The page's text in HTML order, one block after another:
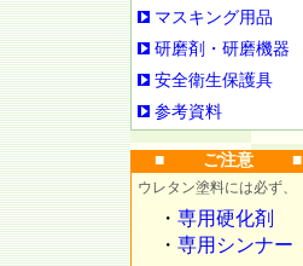
マスキング用品
研磨剤・研磨機器
安全衛生保護具
参考資料
■ ご注意 ■
ウレタン塗料には必ず、
・ 専用硬化剤
・ 専用シンナー